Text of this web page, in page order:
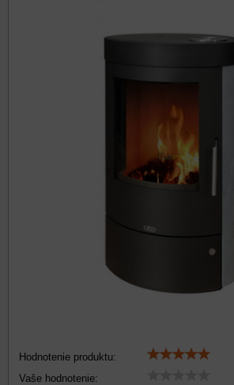
Hodnotenie produktu:
Vaše hodnotenie: